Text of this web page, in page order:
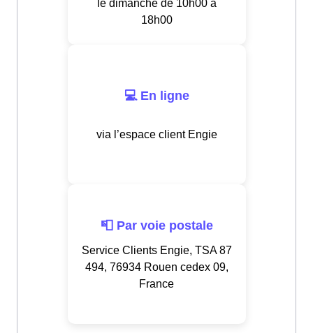
le dimanche de 10h00 à
18h00
💻 En ligne
via l’espace client Engie
📮 Par voie postale
Service Clients Engie, TSA 87
494, 76934 Rouen cedex 09,
France